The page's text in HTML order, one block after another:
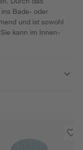
Bade- oder
und ist sowohl
kann im Innen-